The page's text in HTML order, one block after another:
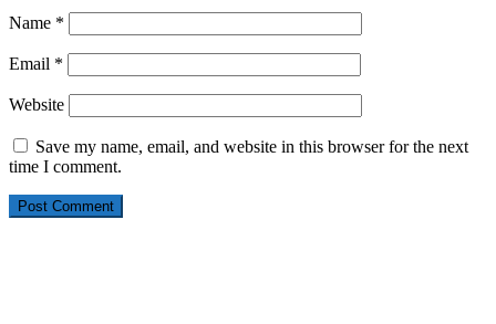
Name *
Email *
Website
Save my name, email, and website in this browser for the next
time I comment.